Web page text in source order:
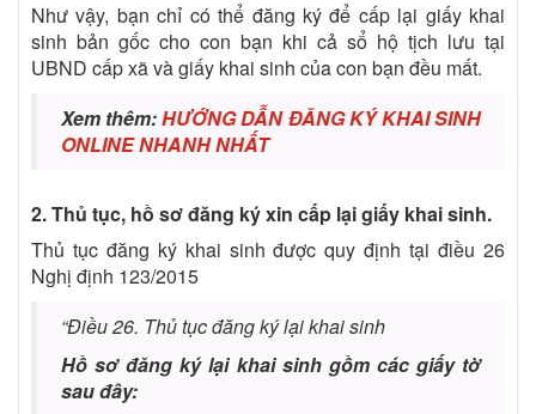
Như vậy, bạn chỉ có thể đăng ký để cấp lại giấy khai
sinh bản gốc cho con bạn khi cả sổ hộ tịch lưu tại
UBND cấp xã và giấy khai sinh của con bạn đều mất.
Xem thêm:HƯỚNG DẪN ĐĂNG KÝ KHAI SINH
ONLINE NHANH NHẤT
2. Thủ tục, hồ sơ đăng ký xin cấp lại giấy khai sinh.
Thủ tục đăng ký khai sinh được quy định tại điều 26
Nghị định 123/2015
“Điều 26. Thủ tục đăng ký lại khai sinh
Hồ sơ đăng ký lại khai sinh gồm các giấy tờ
sau đây: